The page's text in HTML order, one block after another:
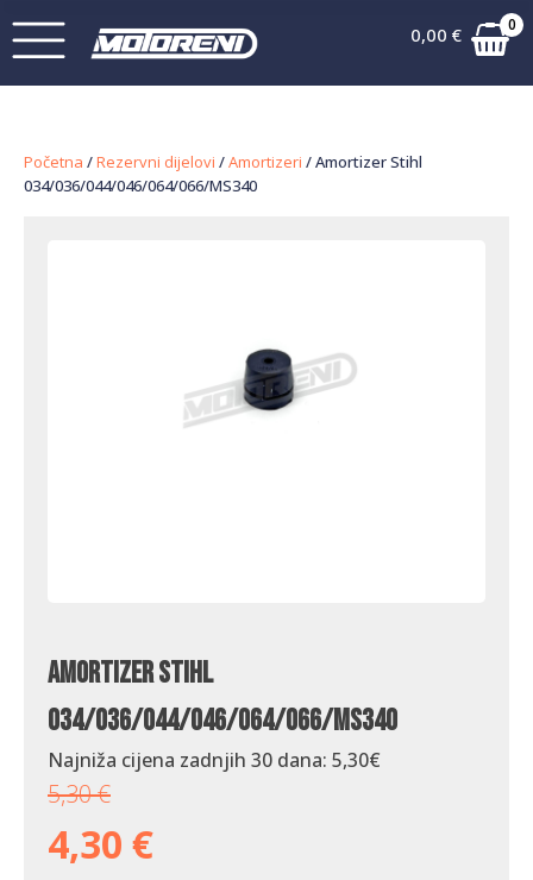
0,00 € 0
Početna /Rezervni dijelovi /Amortizeri / Amortizer Stihl
034/036/044/046/064/066/MS340
Amortizer Stihl
034/036/044/046/064/066/MS340
Najniža cijena zadnjih 30 dana: 5,30€
5,30€
4,30 €